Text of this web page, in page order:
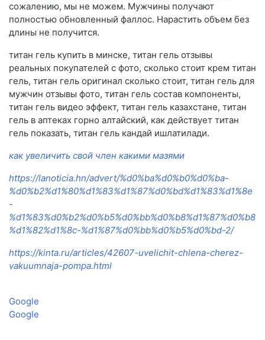
сожалению, мы не можем. Мужчины получают
полностью обновленный фаллос. Нарастить объем без
длины не получится.
титан гель купить в минске, титан гель отзывы
реальных покупателей с фото, сколько стоит крем титан
гель, титан гель оригинал сколько стоит, титан гель для
мужчин отзывы фото, титан гель состав компоненты,
титан гель видео эффект, титан гель казахстане, титан
гель в аптеках горно алтайский, как действует титан
гель показать, титан гель кандай ишлатилади.
как увеличить свой член какими мазями
https://lanoticia.hn/advert/%d0%ba%d0%b0%d0%ba-
%d0%b2%d1%80%d1%83%d1%87%d0%bd%d1%83%d1%8e
-
%d1%83%d0%b2%d0%b5%d0%bb%d0%b8%d1%87%d0%b8
%d1%82%d1%8c-%d1%87%d0%bb%d0%b5%d0%bd-2/
https://kinta.ru/articles/42607-uvelichit-chlena-cherez-
vakuumnaja-pompa.html
Google
Google